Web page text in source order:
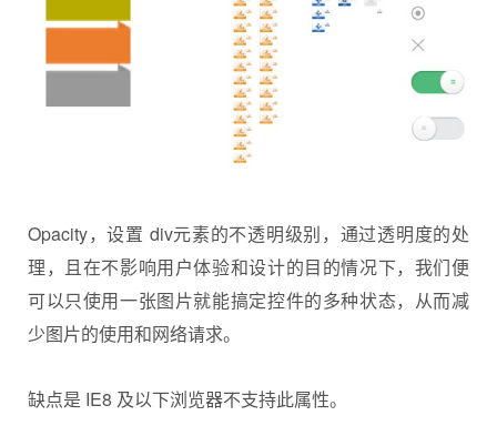
Opacity，设置 div元素的不透明级别，通过透明度的处
理，且在不影响用户体验和设计的目的情况下，我们便
可以只使用一张图片就能搞定控件的多种状态，从而减
少图片的使用和网络请求。
缺点是 IE8 及以下浏览器不支持此属性。